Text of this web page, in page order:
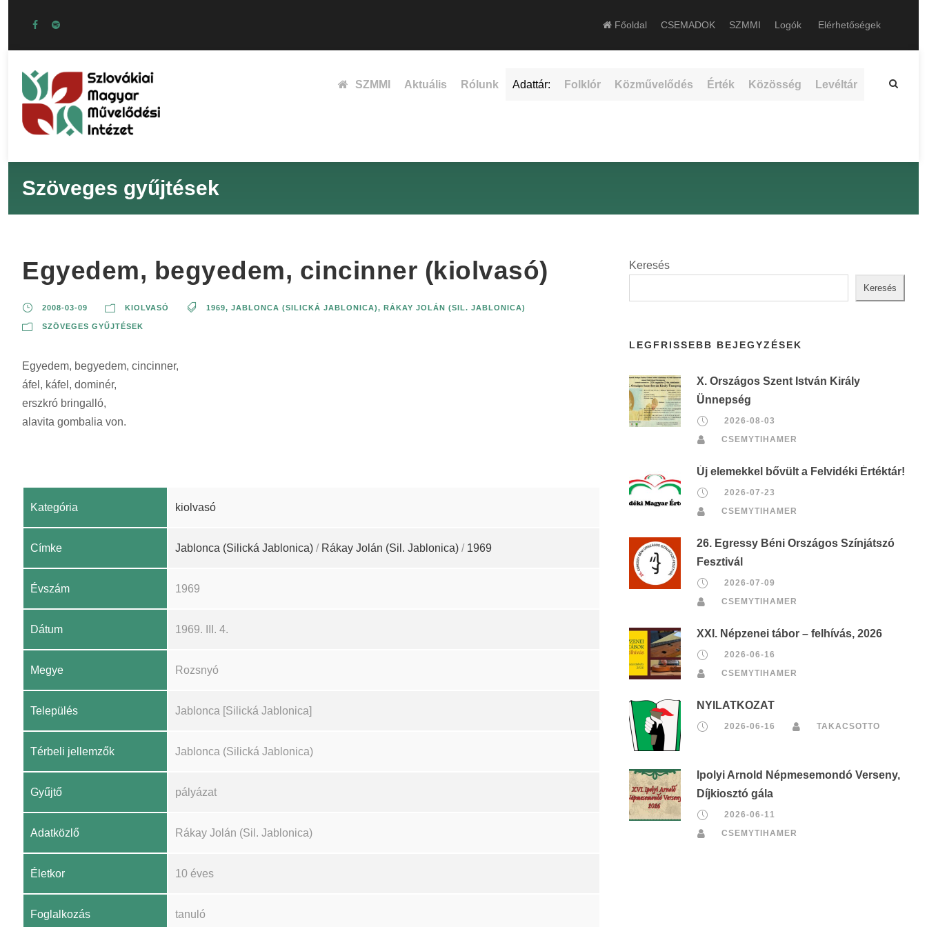
Főoldal CSEMADOK SZMMI Logók Elérhetőségek
SZMMI Aktuális Rólunk Adattár: Folklór Közművelődés Érték Közösség Levéltár
Szöveges gyűjtések
Egyedem, begyedem, cincinner (kiolvasó)
2008-03-09 KIOLVASÓ 1969, JABLONCA (SILICKÁ JABLONICA), RÁKAY JOLÁN (SIL. JABLONICA)
SZÖVEGES GYŰJTÉSEK
Egyedem, begyedem, cincinner,
áfel, káfel, dominér,
erszkró bringalló,
alavita gombalia von.
Kategória kiolvasó
Címke Jablonca (Silická Jablonica) / Rákay Jolán (Sil. Jablonica) / 1969
Évszám 1969
Dátum 1969. III. 4.
Megye Rozsnyó
Település Jablonca [Silická Jablonica]
Térbeli jellemzők Jablonca (Silická Jablonica)
Gyűjtő pályázat
Adatközlő Rákay Jolán (Sil. Jablonica)
Életkor 10 éves
Foglalkozás tanuló
Keresés
Keresés
LEGFRISSEBB BEJEGYZÉSEK
X. Országos Szent István Király
Ünnepség
2026-08-03
CSEMYTIHAMER
Új elemekkel bővült a Felvidéki Értéktár!
2026-07-23
CSEMYTIHAMER
26. Egressy Béni Országos Színjátszó
Fesztivál
2026-07-09
CSEMYTIHAMER
XXI. Népzenei tábor – felhívás, 2026
2026-06-16
CSEMYTIHAMER
NYILATKOZAT
2026-06-16 TAKACSOTTO
Ipolyi Arnold Népmesemondó Verseny,
Díjkiosztó gála
2026-06-11
CSEMYTIHAMER